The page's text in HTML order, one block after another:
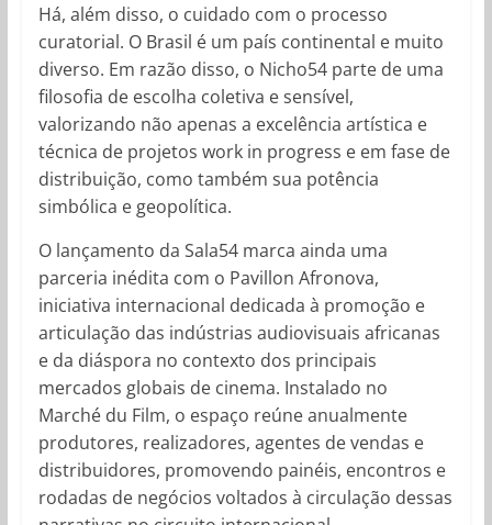
Há, além disso, o cuidado com o processo
curatorial. O Brasil é um país continental e muito
diverso. Em razão disso, o Nicho54 parte de uma
filosofia de escolha coletiva e sensível,
valorizando não apenas a excelência artística e
técnica de projetos work in progress e em fase de
distribuição, como também sua potência
simbólica e geopolítica.
O lançamento da Sala54 marca ainda uma
parceria inédita com o Pavillon Afronova,
iniciativa internacional dedicada à promoção e
articulação das indústrias audiovisuais africanas
e da diáspora no contexto dos principais
mercados globais de cinema. Instalado no
Marché du Film, o espaço reúne anualmente
produtores, realizadores, agentes de vendas e
distribuidores, promovendo painéis, encontros e
rodadas de negócios voltados à circulação dessas